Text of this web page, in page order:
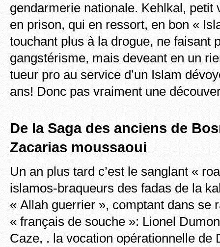
gendarmerie nationale. Kehlkal, petit
en prison, qui en ressort, en bon «
touchant plus à la drogue, ne faisant
gangstérisme, mais deveant en un
tueur pro au service d’un Islam
ans! Donc pas vraiment une
De la Saga des anciens de
Zacarias moussaoui
Un an plus tard c’est le sanglant «
islamos-braqueurs des fadas de la
« Allah guerrier », comptant dans se
« français de souche »: Lionel
Caze, . la vocation opérationnelle de